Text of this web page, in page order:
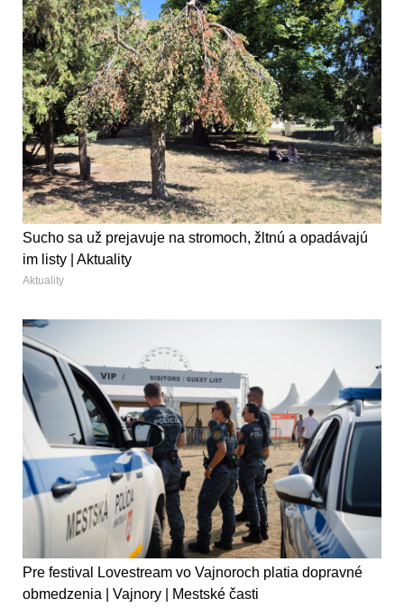
Sucho sa už prejavuje na stromoch, žltnú a opadávajú
im listy | Aktuality
Aktuality
Pre festival Lovestream vo Vajnoroch platia dopravné
obmedzenia | Vajnory | Mestské časti